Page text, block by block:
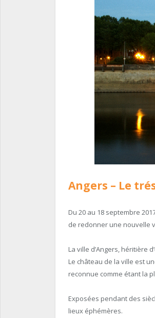
Angers – Le
Du 20 au 18 septembre
de redonner une nouvelle
La ville d’Angers, héritière
Le château de la ville est
reconnue comme étant la
Exposées pendant des
lieux éphémères.